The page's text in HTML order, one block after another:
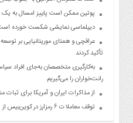
پوتین ممکن است پاییز امسال به
دیپلماسی نمایشی شکست خورده
عراقچی و همتای موریتانیایی بر
تأکید کردند
به‌کارگیری متخصصان به‌جای افراد
رانت‌خواران را می‌گیریم
از مذاکرات ایران و آمریکا برای ثبات
توقف معاملات ۶ رمزارز در کوین‌بیس از امروز